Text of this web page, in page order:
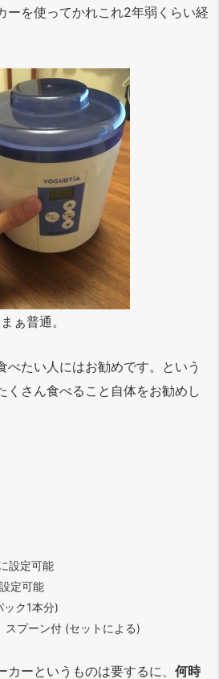
ーを使ってかれこれ2年弱くらい経
ぁ普通。
べたい人にはお勧めです。という
くさん食べること自体をお勧めし
設定可能
定可能
ック1本分)
スプーン付 (セットによる)
ーというものは要するに、 何時